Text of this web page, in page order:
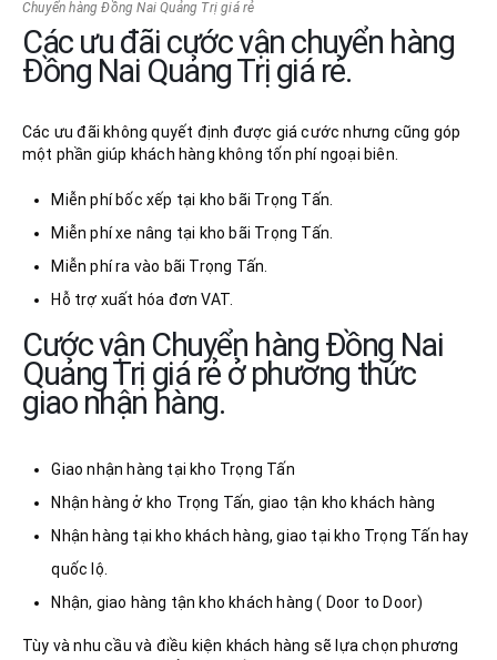
Chuyển hàng Đồng Nai Quảng Trị giá rẻ
Các ưu đãi cước vận chuyển hàng
Đồng Nai Quảng Trị giá rẻ.
Các ưu đãi không quyết định được giá cước nhưng cũng góp
một phần giúp khách hàng không tốn phí ngoại biên.
Miễn phí bốc xếp tại kho bãi Trọng Tấn.
Miễn phí xe nâng tại kho bãi Trọng Tấn.
Miễn phí ra vào bãi Trọng Tấn.
Hỗ trợ xuất hóa đơn VAT.
Cước vận Chuyển hàng Đồng Nai
Quảng Trị giá rẻ ở phương thức
giao nhận hàng.
Giao nhận hàng tại kho Trọng Tấn
Nhận hàng ở kho Trọng Tấn, giao tận kho khách hàng
Nhận hàng tại kho khách hàng, giao tại kho Trọng Tấn hay
quốc lộ.
Nhận, giao hàng tận kho khách hàng ( Door to Door)
Tùy và nhu cầu và điều kiện khách hàng sẽ lựa chọn phương